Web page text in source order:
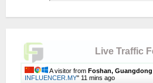
Live Traffic
A visitor from Foshan, Guangdong
INFLUENCER.MY" 11 mins ago